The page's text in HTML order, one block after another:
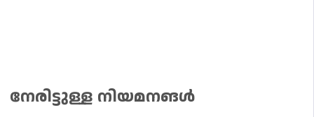
നേരിട്ടുള്ള നിയമനങൾ